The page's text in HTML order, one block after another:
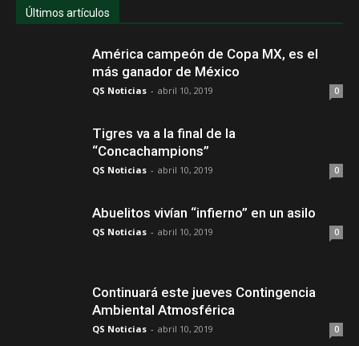
Últimos artículos
América campeón de Copa MX, es el
más ganador de México
QS Noticias - abril 10, 2019 0
Tigres va a la final de la
“Concachampions”
QS Noticias - abril 10, 2019 0
Abuelitos vivían “infierno” en un asilo
QS Noticias - abril 10, 2019 0
Continuará este jueves Contingencia
Ambiental Atmosférica
QS Noticias - abril 10, 2019 0